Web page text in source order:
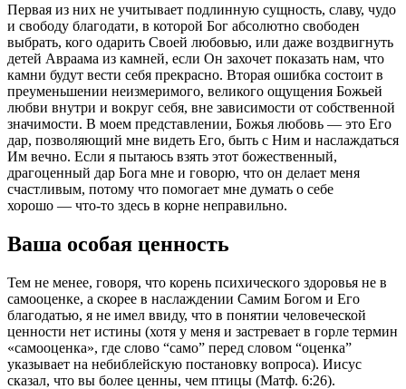
Первая из них не учитывает подлинную сущность, славу, чудо
и свободу благодати, в которой Бог абсолютно свободен
выбрать, кого одарить Своей любовью, или даже воздвигнуть
детей Авраама из камней, если Он захочет показать нам, что
камни будут вести себя прекрасно. Вторая ошибка состоит в
преуменьшении неизмеримого, великого ощущения Божьей
любви внутри и вокруг себя, вне зависимости от собственной
значимости. В моем представлении, Божья любовь — это Его
дар, позволяющий мне видеть Его, быть с Ним и наслаждаться
Им вечно. Если я пытаюсь взять этот божественный,
драгоценный дар Бога мне и говорю, что он делает меня
счастливым, потому что помогает мне думать о себе
хорошо — что-то здесь в корне неправильно.
Ваша особая ценность
Тем не менее, говоря, что корень психического здоровья не в
самооценке, а скорее в наслаждении Самим Богом и Его
благодатью, я не имел ввиду, что в понятии человеческой
ценности нет истины (хотя у меня и застревает в горле термин
«самооценка», где слово “само” перед словом “оценка”
указывает на небиблейскую постановку вопроса). Иисус
сказал, что вы более ценны, чем птицы (Матф. 6:26).